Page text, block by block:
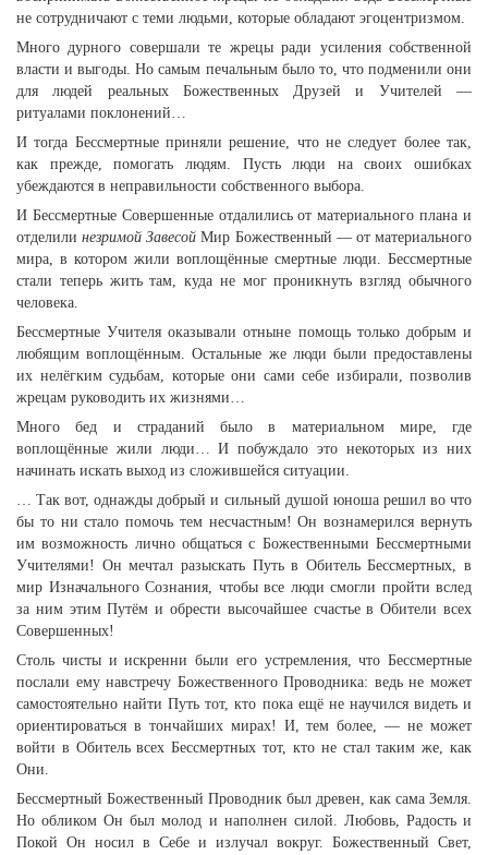
не сотрудничают с теми людьми, которые обладают эгоцентризмом.
Много дурного совершали те жрецы ради усиления собственной
власти и выгоды. Но самым печальным было то, что подменили они
для людей реальных Божественных Друзей и Учителей —
ритуалами поклонений…
И тогда Бессмертные приняли решение, что не следует более так,
как прежде, помогать людям. Пусть люди на своих ошибках
убеждаются в неправильности собственного выбора.
И Бессмертные Совершенные отдалились от материального плана и
отделилинезримой Завесой Мир Божественный — от материального
мира, в котором жили воплощённые смертные люди. Бессмертные
стали теперь жить там, куда не мог проникнуть взгляд обычного
человека.
Бессмертные Учителя оказывали отныне помощь только добрым и
любящим воплощённым. Остальные же люди были предоставлены
их нелёгким судьбам, которые они сами себе избирали, позволив
жрецам руководить их жизнями…
Много бед и страданий было в материальном мире, где
воплощённые жили люди… И побуждало это некоторых из них
начинать искать выход из сложившейся ситуации.
… Так вот, однажды добрый и сильный душой юноша решил во что
бы то ни стало помочь тем несчастным! Он вознамерился вернуть
им возможность лично общаться с Божественными Бессмертными
Учителями! Он мечтал разыскать Путь в Обитель Бессмертных, в
мир Изначального Сознания, чтобы все люди смогли пройти вслед
за ним этим Путём и обрести высочайшее счастье в Обители всех
Совершенных!
Столь чисты и искренни были его устремления, что Бессмертные
послали ему навстречу Божественного Проводника: ведь не может
самостоятельно найти Путь тот, кто пока ещё не научился видеть и
ориентироваться в тончайших мирах! И, тем более, — не может
войти в Обитель всех Бессмертных тот, кто не стал таким же, как
Они.
Бессмертный Божественный Проводник был древен, как сама Земля.
Но обликом Он был молод и наполнен силой. Любовь, Радость и
Покой Он носил в Себе и излучал вокруг. Божественный Свет,